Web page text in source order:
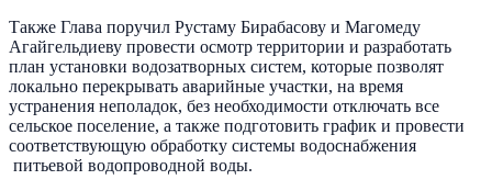
Также Глава поручил Рустаму Бирабасову и Магомеду
Агайгельдиеву провести осмотр территории и разработать
план установки водозатворных систем, которые позволят
локально перекрывать аварийные участки, на время
устранения неполадок, без необходимости отключать все
сельское поселение, а также подготовить график и провести
соответствующую обработку системы водоснабжения
питьевой водопроводной воды.